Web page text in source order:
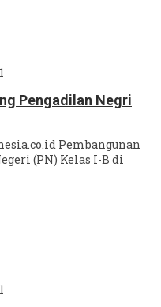
Pengadilan Negri
Pembangunan
(PN) Kelas I-B di